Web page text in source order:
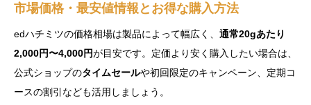
市場価格・最安値情報とお得な購入方法
edハチミツの価格相場は製品によって幅広く、 通常20gあたり
2,000円〜4,000円が目安です。定価より安く購入したい場合は、
公式ショップのタイムセールや初回限定のキャンペーン、定期コ
ースの割引なども活用しましょう。